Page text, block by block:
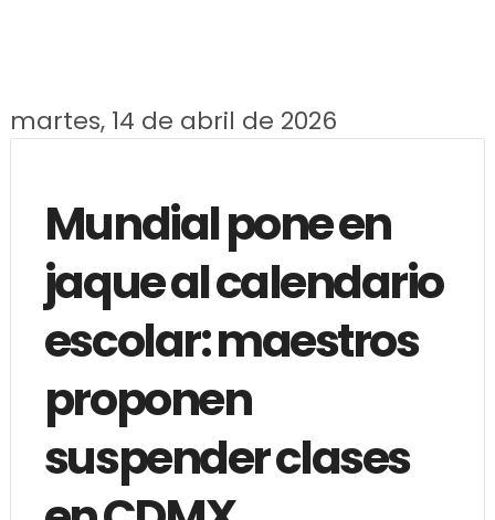
martes, 14 de abril de 2026
Mundial pone en
jaque al calendario
escolar: maestros
proponen
suspender clases